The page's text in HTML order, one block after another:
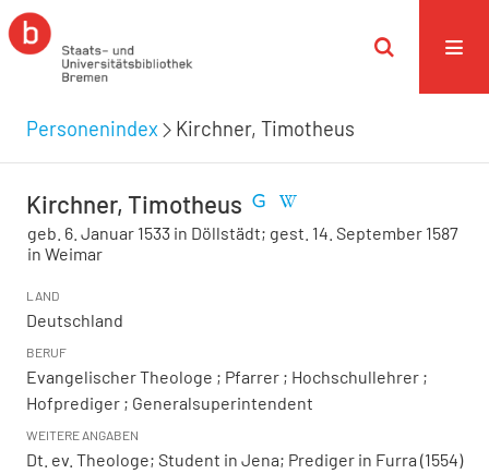
Personenindex Kirchner, Timotheus
Kirchner, Timotheus
geb. 6. Januar 1533 in Döllstädt; gest. 14. September 1587
in Weimar
LAND
Deutschland
BERUF
Evangelischer Theologe ; Pfarrer ; Hochschullehrer ;
Hofprediger ; Generalsuperintendent
WEITERE ANGABEN
Dt. ev. Theologe; Student in Jena; Prediger in Furra (1554)